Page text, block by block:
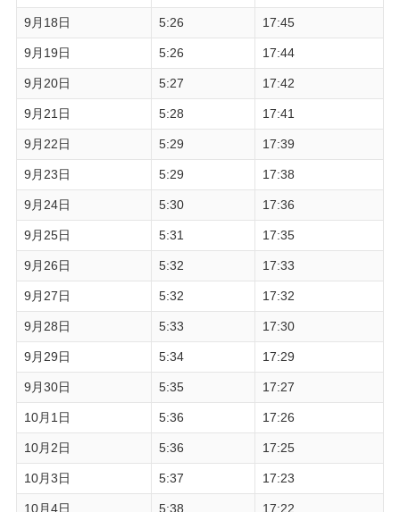
9月18日 5:26 17:45
9月19日 5:26 17:44
9月20日 5:27 17:42
9月21日 5:28 17:41
9月22日 5:29 17:39
9月23日 5:29 17:38
9月24日 5:30 17:36
9月25日 5:31 17:35
9月26日 5:32 17:33
9月27日 5:32 17:32
9月28日 5:33 17:30
9月29日 5:34 17:29
9月30日 5:35 17:27
10月1日 5:36 17:26
10月2日 5:36 17:25
10月3日 5:37 17:23
10月4日 5:38 17:22